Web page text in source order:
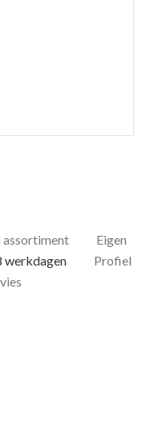
assortiment
Eigen
werkdagen
Profiel